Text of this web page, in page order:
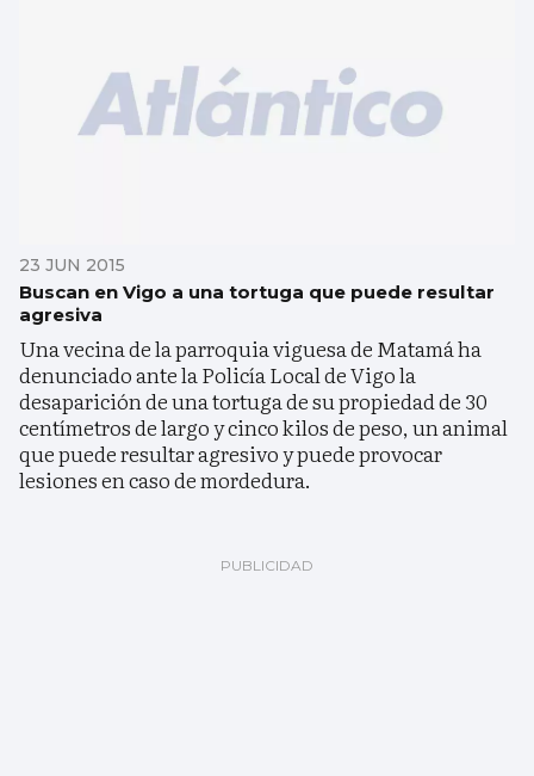
23 JUN 2015
Buscan en Vigo a una tortuga que puede resultar
agresiva
Una vecina de la parroquia viguesa de Matamá ha
denunciado ante la Policía Local de Vigo la
desaparición de una tortuga de su propiedad de 30
centímetros de largo y cinco kilos de peso, un animal
que puede resultar agresivo y puede provocar
lesiones en caso de mordedura.